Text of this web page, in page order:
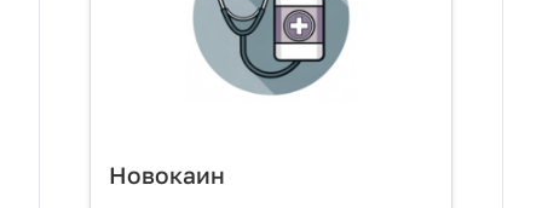
Новокаин